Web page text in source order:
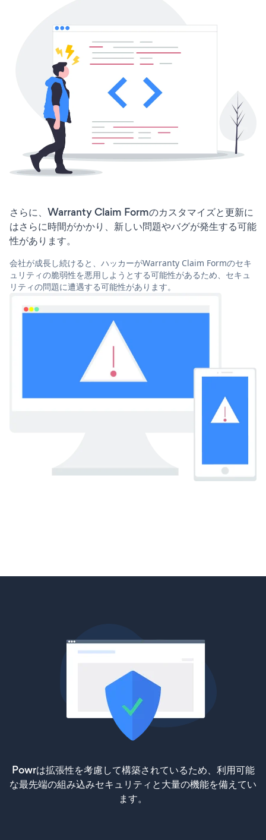
さらに、Warranty Claim Formのカスタマイズと更新に
はさらに時間がかかり、新しい問題やバグが発生する可能
性があります。
会社が成長し続けると、ハッカーがWarranty Claim Formのセキ
ュリティの脆弱性を悪用しようとする可能性があるため、セキュ
リティの問題に遭遇する可能性があります。
Powrは拡張性を考慮して構築されているため、利用可能
な最先端の組み込みセキュリティと大量の機能を備えてい
ます。